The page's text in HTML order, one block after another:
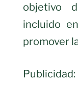
objetivo
incluido
promover
Publicidad: